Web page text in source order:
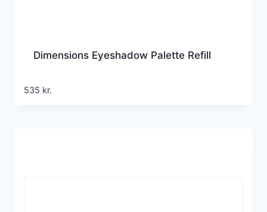
Dimensions Eyeshadow Palette Refill
535 kr.